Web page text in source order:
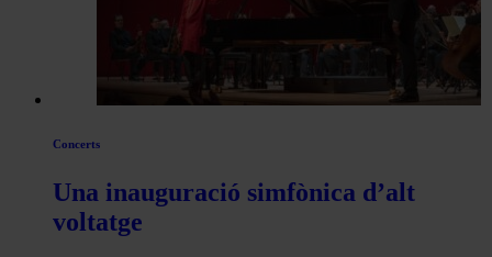
Concerts
Una inauguració simfònica d’alt
voltatge